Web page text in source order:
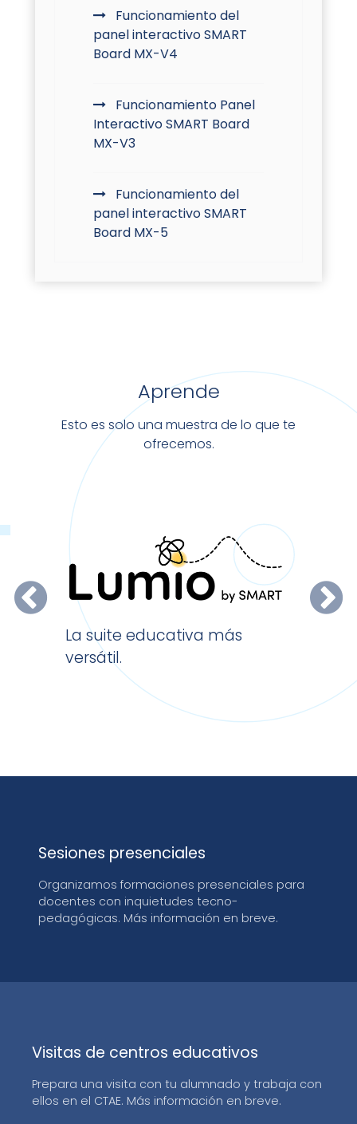
Funcionamiento del
panel interactivo SMART
Board MX-V4
Funcionamiento Panel
Interactivo SMART Board
MX-V3
Funcionamiento del
panel interactivo SMART
Board MX-5
Aprende
Esto es solo una muestra de lo que te
ofrecemos.
La suite educativa más
versátil.
Sesiones presenciales
Organizamos formaciones presenciales para
docentes con inquietudes tecno-
pedagógicas. Más información en breve.
Visitas de centros educativos
Prepara una visita con tu alumnado y trabaja con
ellos en el CTAE. Más información en breve.